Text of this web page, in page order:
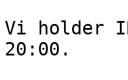
Vi holder
20:00.